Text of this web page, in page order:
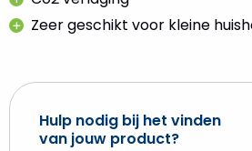
Zeer geschikt voor kleine
Hulp nodig bij het vinden
van jouw product?